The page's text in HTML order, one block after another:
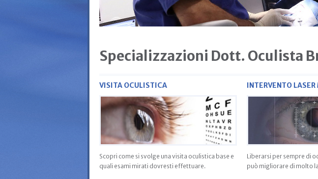
Specializzazioni Dott. Oculista
VISITA OCULISTICA
Scopri come si svolge una visita oculistica base e
quali esami mirati dovresti effettuare.
INTERVENTO
Liberarsi per sempre di
può migliorare di molto